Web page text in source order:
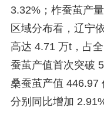
3.32%；柞蚕茧产
区域分布看，辽宁
高达 4.71 万t，占
蚕茧产值首次突破
桑蚕茧产值 446.97
分别同比增加